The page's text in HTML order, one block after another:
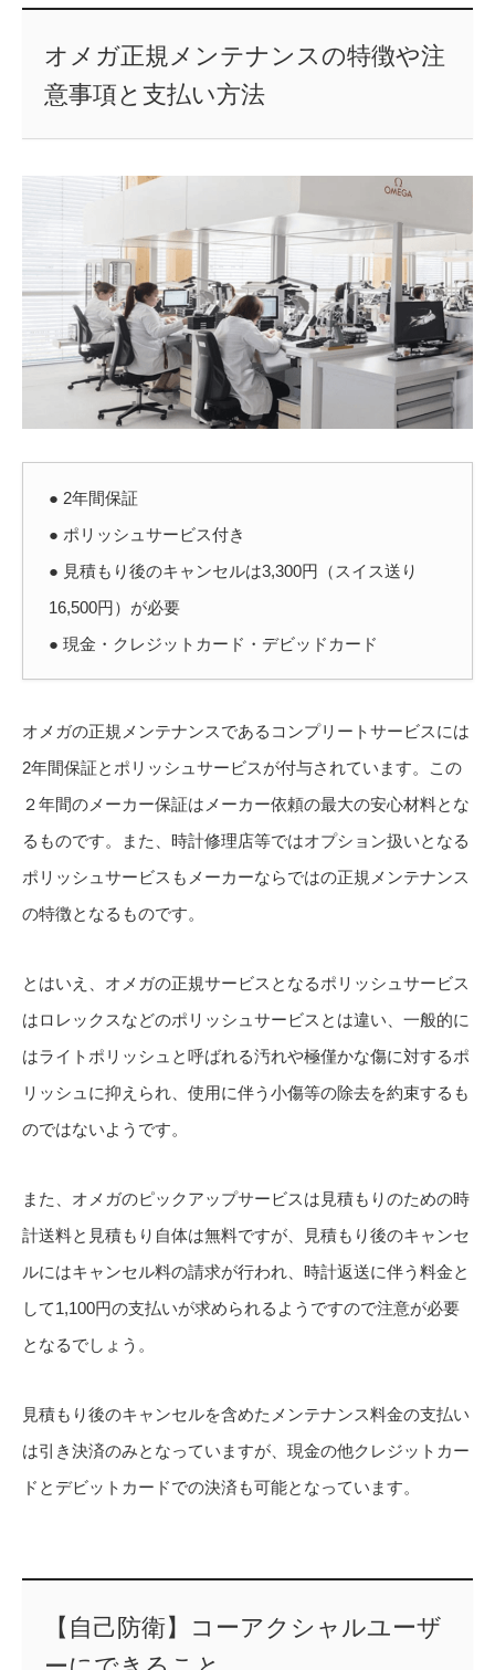
オメガ正規メンテナンスの特徴や注
意事項と支払い方法
● 2年間保証
● ポリッシュサービス付き
● 見積もり後のキャンセルは3,300円（スイス送り
16,500円）が必要
● 現金・クレジットカード・デビッドカード
オメガの正規メンテナンスであるコンプリートサービスには
2年間保証とポリッシュサービスが付与されています。この
２年間のメーカー保証はメーカー依頼の最大の安心材料とな
るものです。また、時計修理店等ではオプション扱いとなる
ポリッシュサービスもメーカーならではの正規メンテナンス
の特徴となるものです。
とはいえ、オメガの正規サービスとなるポリッシュサービス
はロレックスなどのポリッシュサービスとは違い、一般的に
はライトポリッシュと呼ばれる汚れや極僅かな傷に対するポ
リッシュに抑えられ、使用に伴う小傷等の除去を約束するも
のではないようです。
また、オメガのピックアップサービスは見積もりのための時
計送料と見積もり自体は無料ですが、見積もり後のキャンセ
ルにはキャンセル料の請求が行われ、時計返送に伴う料金と
して1,100円の支払いが求められるようですので注意が必要
となるでしょう。
見積もり後のキャンセルを含めたメンテナンス料金の支払い
は引き決済のみとなっていますが、現金の他クレジットカー
ドとデビットカードでの決済も可能となっています。
【自己防衛】コーアクシャルユーザ